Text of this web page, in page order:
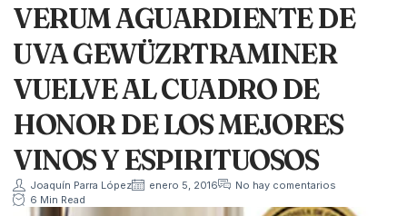
VERUM AGUARDIENTE DE
UVA GEWÜZRTRAMINER
VUELVE AL CUADRO DE
HONOR DE LOS MEJORES
VINOS Y ESPIRITUOSOS
Joaquín Parra López enero 5, 2016
No hay comentarios
6 Min Read